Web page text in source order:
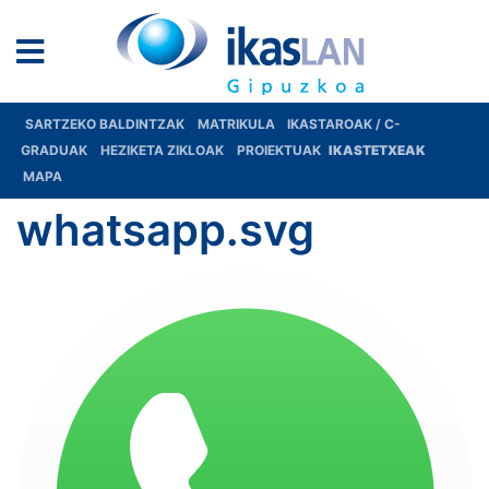
SARTZEKO BALDINTZAK MATRIKULA
IKASTAROAK / C-
GRADUAK
HEZIKETA ZIKLOAK PROIEKTUAK IKASTETXEAK
MAPA
whatsapp.svg